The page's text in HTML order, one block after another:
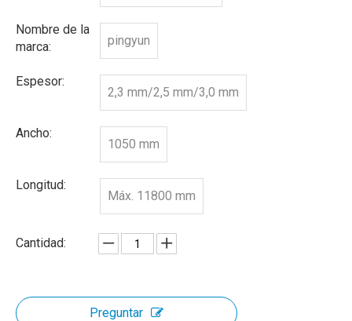
Nombre de la
marca:
pingyun
Espesor:
2,3 mm/2,5 mm/3,0 mm
Ancho:
1050 mm
Longitud:
Máx. 11800 mm
Cantidad:
Preguntar